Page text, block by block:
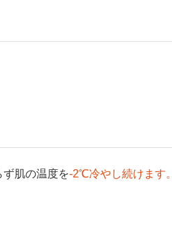
肌の温度を-2℃冷やし続けます。